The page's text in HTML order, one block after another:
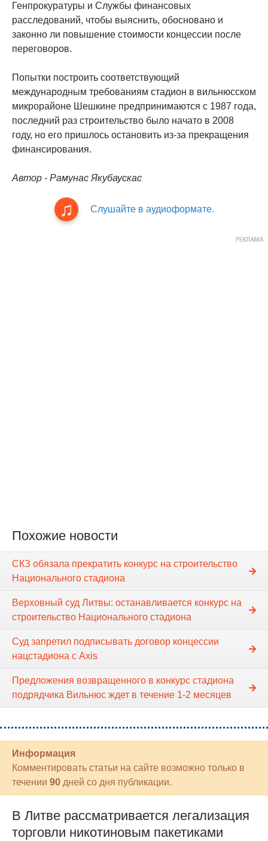
Генпрокуратуры и Службы финансовых
расследований, чтобы выяснить, обосновано и
законно ли повышение стоимости концессии после
переговоров.
Попытки построить соответствующий
международным требованиям стадион в вильнюсском
микрорайоне Шешкине предпринимаются с 1987 года,
последний раз строительство было начато в 2008
году, но его пришлось остановить из-за прекращения
финансирования.
Автор - Рамунас Якубаускас
Слушайте в аудиоформате.
Похожие новости
СКЗ обязала прекратить конкурс на строительство
Национального стадиона
Верховный суд Литвы: останавливается конкурс на
строительство Национального стадиона
Суд запретил подписывать договор концессии
нацстадиона с Axis
Предложения возвращенного в конкурс стадиона
подрядчика Вильнюс ждет в течение 1-2 месяцев
Информация
Комментировать статьи на сайте возможно только в
течении 90 дней со дня публикации.
В Литве рассматривается легализация
торговли никотиновым пакетиками